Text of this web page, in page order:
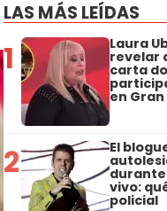
LAS MÁS LEÍDAS
1 Laura
revelar
carta
en
2 El
vivo:
policial